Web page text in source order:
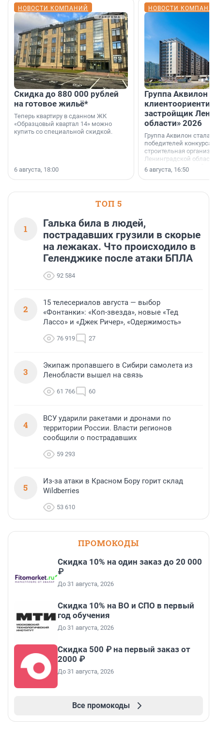
НОВОСТИ КОМПАНИЙ
Скидка до 880 000 рублей
на готовое жильё*
Теперь квартиру в сданном ЖК
«Образцовый квартал 14» можно
купить со специальной скидкой.
6 августа, 18:00
НОВОСТИ
Группа Аквилон
застройщик
области» 2026
Группа Аквилон стала
победителей конкурса
строительная
Ленинградской области
номинации «Самый
застройщик
области».
6 августа, 16:50
ТОП 5
1
Галька била в людей,
пострадавших грузили в скорые
на лежаках. Что происходило в
Геленджике после атаки БПЛА
92 584
2
15 телесериалов августа — выбор
«Фонтанки»: «Коп-звезда», новые «Тед
Лассо» и «Джек Ричер», «Одержимость»
76 919 27
3
Экипаж пропавшего в Сибири самолета из
Ленобласти вышел на связь
61 766 60
4
ВСУ ударили ракетами и дронами по
территории России. Власти регионов
сообщили о пострадавших
59 293
5
Из-за атаки в Красном Бору горит склад
Wildberries
53 610
ПРОМОКОДЫ
Скидка 10% на один заказ до 20 000
₽
До 31 августа, 2026
Скидка 10% на ВО и СПО в первый
год обучения
До 31 августа, 2026
Скидка 500 ₽ на первый заказ от
2000 ₽
До 31 августа, 2026
Все промокоды